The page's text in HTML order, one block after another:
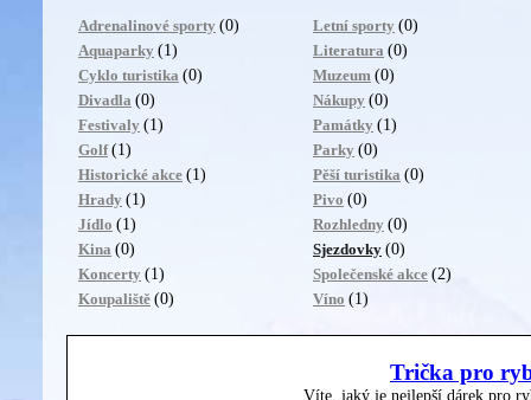
Adrenalinové sporty (0)
Aquaparky (1)
Cyklo turistika (0)
Divadla (0)
Festivaly (1)
Golf (1)
Historické akce (1)
Hrady (1)
Jídlo (1)
Kina (0)
Koncerty (1)
Koupaliště (0)
Letní sporty (0)
Literatura (0)
Muzeum (0)
Nákupy (0)
Památky (1)
Parky (0)
Pěší turistika (0)
Pivo (0)
Rozhledny (0)
Sjezdovky (0)
Společenské akce (2)
Víno (1)
Trička pro
Víte, jaký je nejlepší dárek pro